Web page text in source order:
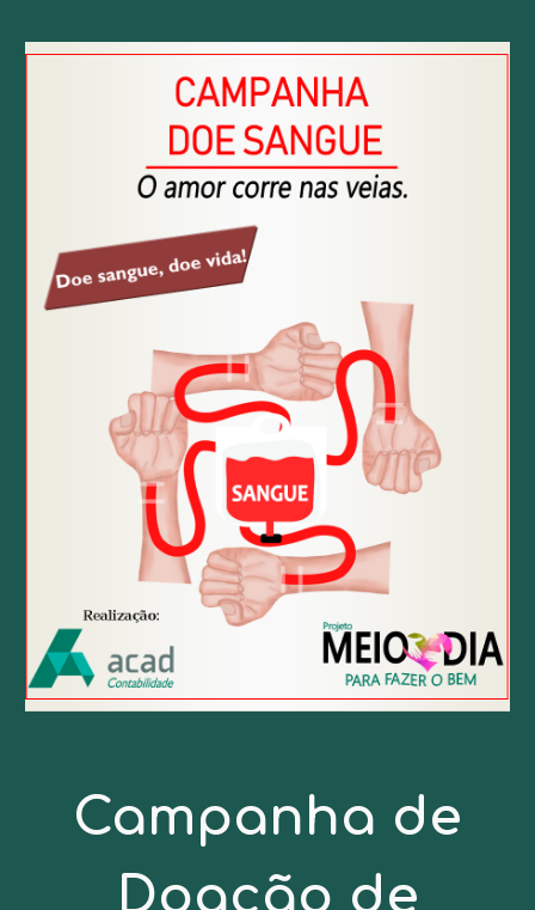
Campanha de
Doação de